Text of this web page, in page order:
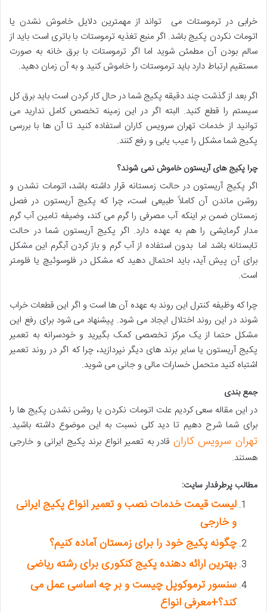
خرابی در ترموستات می تواند از مهمترین دلایل خاموش نشدن یا
اتومات نکردن پکیج باشد. اگر منبع تغذیه ترموستات با باتری است باید از
سالم بودن آن مطمئن شوید اما اگر ترموستات با برق خانه به صورت
مستقیم ارتباط دارد باید ترموستات را خاموش کنید و به آن زمان دهید.
اگر بعد از گذشت چند دقیقه پکیج شما در حال کار کردن است باید برق کل
سیستم را قطع کنید. البته اگر در این زمینه تخصص کامل ندارید می
توانید از خدمات تهران سرویس کاران استفاده کنید تا آن ها با بررسی
پکیج شما مشکل را عیب یابی و رفع کنند.
چرا پکیج های آریستون خاموش نمی شوند؟
اگر پکیج آریستون در حالت زمستانه قرار داشته باشد، اتومات نشدن و
روشن ماندن آن کاملاً طبیعی است، چرا که پکیج آریستون در فصل
زمستان ضمن بر اینکه آب مصرفی را گرم می کند، وضیفه تامین آب گرم
مدار گرمایشی را هم به عهده دارد. اگر پکیج آریستون شما در حالت
تابستانه باشد اما بدون استفاده از آب گرم و باز کردن آبگرم این مشکل
برای آن پیش آید، باید احتمال دهید که مشکل در فلوسوئیچ یا فلومتر
است.
چرا که وظیفه کنترل این روند به عهده آن ها است و اگر این قطعات خراب
شوند در این روند اختلال ایجاد می شود. پیشنهاد می شود برای رفع این
مشکل حتما از یک مرکز تخصصی کمک بگیرید و خودسرانه به تعمیر
پکیج آریستون یا سایر برند های دیگر نپردازید، چرا که اگر در روند تعمیر
اشتباه کنید متحمل خسارات مالی و جانی می شوید.
جمع بندی
در این مقاله سعی کردیم علت اتومات نکردن یا روشن نشدن پکیج ها را
برای شما شرح دهیم تا دید کلی نسبت به این موضوع داشته باشید.
تهران سرویس کاران قادر به تعمیر انواع برند پکیج ایرانی و خارجی
هستند.
مطالب پرطرفدار سایت:
لیست قیمت خدمات نصب و تعمیر انواع پکیج ایرانی
و خارجی
چگونه پکیج خود را برای زمستان آماده کنیم؟
بهترین ارائه دهنده پکیج کنکوری برای رشته ریاضی
سنسور ترموکوپل چیست و بر چه اساسی عمل می
کند؟+معرفی انواع